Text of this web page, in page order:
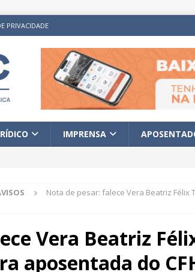
PRIVACIDADE
IMPRENSA
Nota de pesar: falece Vera Beatriz Félix
Vera Beatriz
aposentada do